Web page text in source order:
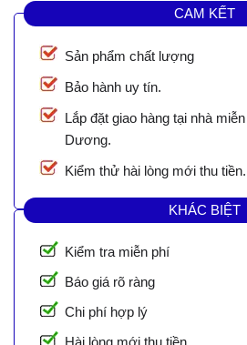
CAM KẾT
Sản phẩm chất lượng
Bảo hành uy tín.
Lắp đặt giao hàng tại nhà
Dương.
Kiểm thử hài lòng mới thu tiền.
KHÁC BIỆT
Kiểm tra miễn phí
Báo giá rõ ràng
Chi phí hợp lý
Hài lòng mới thu tiền